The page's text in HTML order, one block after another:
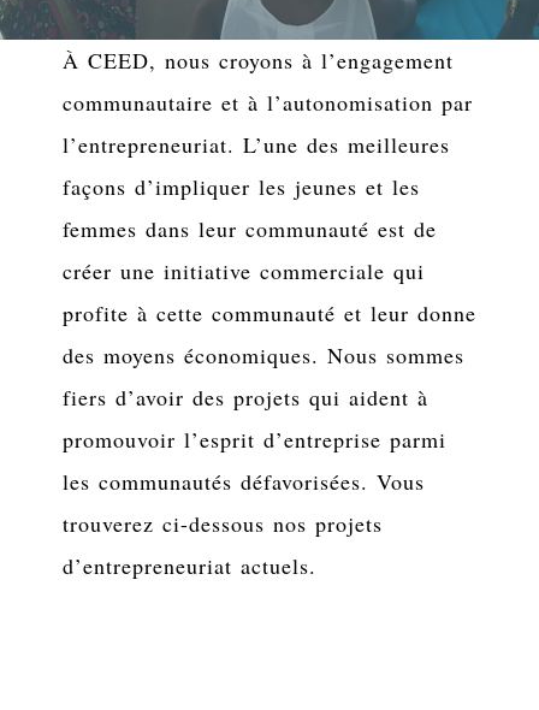
À CEED, nous croyons à l’engagement
communautaire et à l’autonomisation par
l’entrepreneuriat. L’une des meilleures
façons d’impliquer les jeunes et les
femmes dans leur communauté est de
créer une initiative commerciale qui
profite à cette communauté et leur donne
des moyens économiques. Nous sommes
fiers d’avoir des projets qui aident à
promouvoir l’esprit d’entreprise parmi
les communautés défavorisées. Vous
trouverez ci-dessous nos projets
d’entrepreneuriat actuels.